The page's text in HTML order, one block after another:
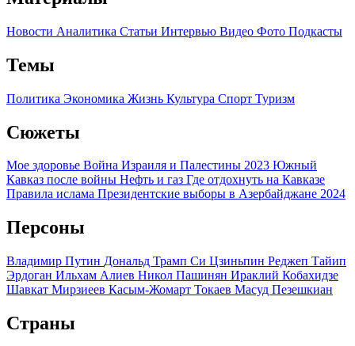
Новости Аналитика Статьи Интервью Видео Фото Подкасты
Темы
Политика Экономика Жизнь Культура Спорт Туризм
Сюжеты
Мое здоровье Война Израиля и Палестины 2023 Южный
Кавказ после войны Нефть и газ Где отдохнуть на Кавказе
Правила ислама Президентские выборы в Азербайджане 2024
Персоны
Владимир Путин Дональд Трамп Си Цзиньпин Реджеп Тайип
Эрдоган Ильхам Алиев Никол Пашинян Ираклий Кобахидзе
Шавкат Мирзиеев Касым-Жомарт Токаев Масуд Пезешкиан
Страны